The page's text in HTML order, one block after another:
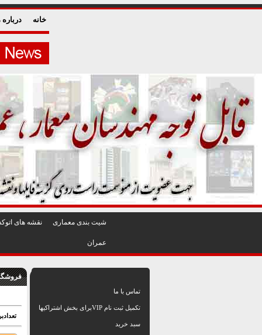
خانه درباره
شيت بندی معماری نقشه های
عمران
تعدادبرگ:
تماس با ما
تکمیل ثبت نام VIPبرای بخش اشتراکیها
سبد خرید